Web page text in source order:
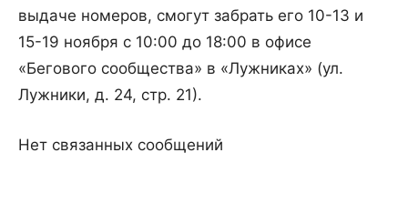
выдаче номеров, смогут забрать его 10-13 и
15-19 ноября с 10:00 до 18:00 в офисе
«Бегового сообщества» в «Лужниках» (ул.
Лужники, д. 24, стр. 21).
Нет связанных сообщений